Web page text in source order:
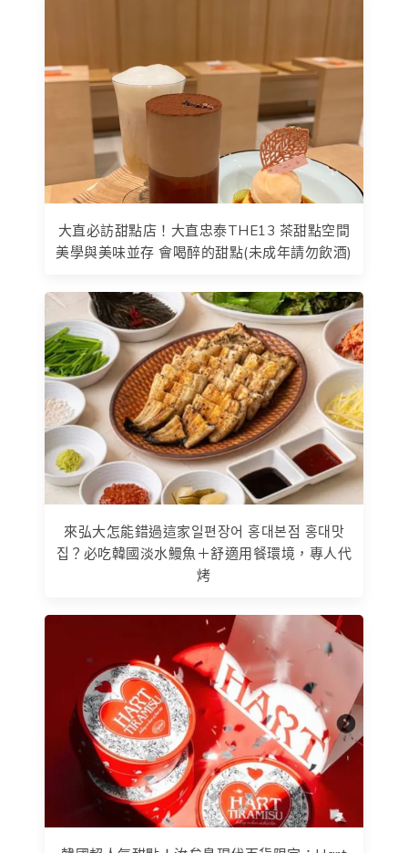
大直必訪甜點店！大直忠泰THE13 茶甜點空間
美學與美味並存 會喝醉的甜點(未成年請勿飲酒)
來弘大怎能錯過這家일편장어 홍대본점 홍대맛
집？必吃韓國淡水鰻魚＋舒適用餐環境，專人代
烤